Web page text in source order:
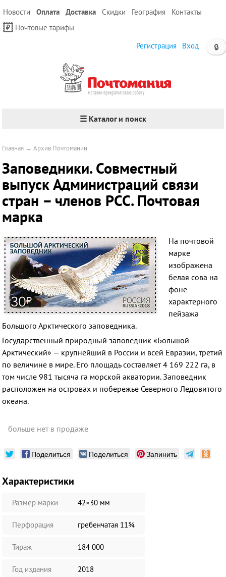
Новости Оплата Доставка Скидки География
Контакты
Почтовые тарифы
🔒
Регистрация Вход
☰ Каталог и поиск
Главная →Архив Почтомании
Заповедники. Совместный
выпуск Администраций связи
стран – членов РСС. Почтовая
марка
На почтовой
марке
изображена
белая сова на
фоне
характерного
пейзажа
Большого Арктического заповедника.
Государственный природный заповедник «Большой
Арктический» — крупнейший в России и всей Евразии, третий
по величине в мире. Его площадь составляет 4 169 222 га, в
том числе 981 тысяча га морской акватории. Заповедник
расположен на островах и побережье Северного Ледовитого
океана.
больше нет в продаже
Поделиться Поделиться Запинить
Характеристики
Размер марки 42×30 мм
Перфорация гребенчатая 11¾
Тираж 184 000
Год издания 2018